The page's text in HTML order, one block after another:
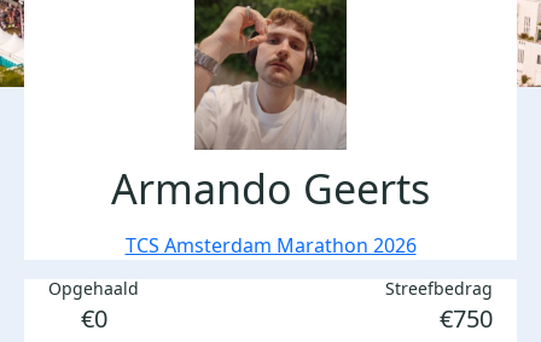
Armando Geerts
TCS Amsterdam Marathon 2026
Opgehaald
€0
Streefbedrag
€750